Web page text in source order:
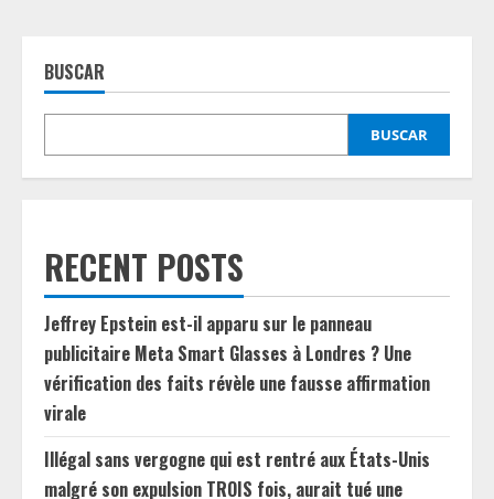
BUSCAR
BUSCAR
RECENT POSTS
Jeffrey Epstein est-il apparu sur le panneau
publicitaire Meta Smart Glasses à Londres ? Une
vérification des faits révèle une fausse affirmation
virale
Illégal sans vergogne qui est rentré aux États-Unis
malgré son expulsion TROIS fois, aurait tué une